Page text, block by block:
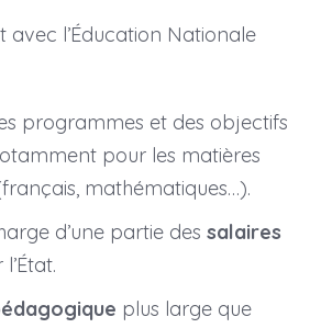
avec l’Éducation Nationale
programmes et des objectifs
pour les matières
mathématiques…).
d’une partie des salaires
plus large que